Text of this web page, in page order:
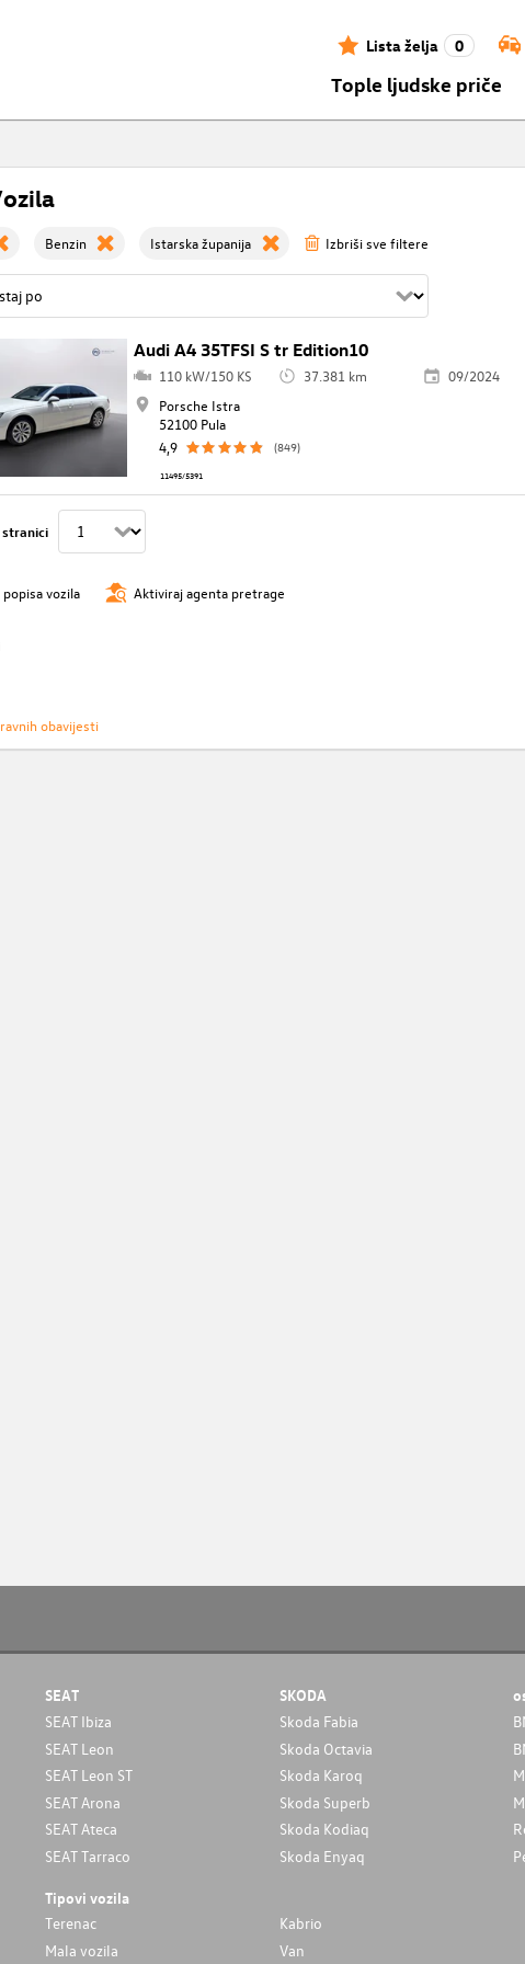
Lista želja 0
Tople ljudske priče
Benzin Istarska županija Izbriši sve filtere
Audi A4 35TFSI S tr Edition10
110 kW/150 KS 37.381 km
09/2024
Porsche Istra
52100 Pula
4,9
(849)
11495/5391
stranici
popisa vozila Aktiviraj agenta pretrage
obavijesti
SEAT
SEAT Ibiza
SEAT Leon
SEAT Leon ST
SEAT Arona
SEAT Ateca
SEAT Tarraco
SKODA
Skoda Fabia
Skoda Octavia
Skoda Karoq
Skoda Superb
Skoda Kodiaq
Skoda Enyaq
Tipovi vozila
Terenac
Kabrio
Mala vozila
Van